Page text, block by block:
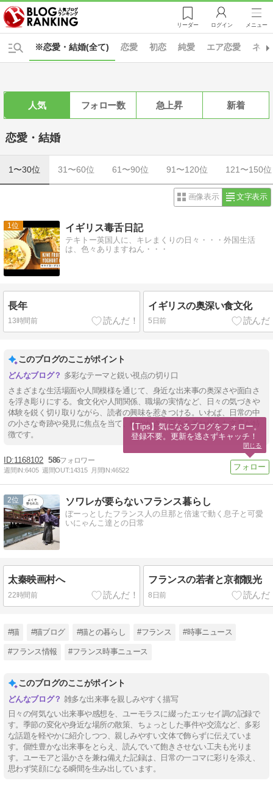
リーダー ログイン メニュー
※恋愛・結婚(全て) 恋愛 初恋 純愛 エア恋愛 ネッ
人気 フォロー数 急上昇 新着
恋愛・結婚
1〜30位 31〜60位 61〜90位 91〜120位 121〜150位
画像表示 文字表示
1 イギリス毒舌日記
テキトー英国人に、キレまくりの日々・・・外国生活
は、色々ありますねん・・・
長年
13時間前
イギリスの奥深い食文化
5日前
このブログのここがポイント
多彩なテーマと鋭い視点の切り口
さまざまな生活場面や人間模様を通じて、身近な出来事の奥深さや面白さ
を浮き彫りにする。食文化や人間関係、職場の実情など、日々の気づきや
体験を鋭く切り取りながら、読者の興味を惹きつける。いわば、日常の中
の小さな奇跡や発見に焦点を当て、軽やかさと深みを兼ね備えた文章が特
徴です。
1168102 586
週間IN:6405 週間OUT:14315 月間IN:46522
2 ソワレが要らないフランス暮らし
ぼーっとしたフランス人の旦那と倍速で動く息子と可愛
いにゃんこ達との日常
太秦映画村へ
22時間前
フランスの若者と京都観光
8日前
#猫 #猫ブログ #猫との暮らし #フランス #時事ニュース
#フランス情報 #フランス時事ニュース
このブログのここがポイント
雑多な出来事を親しみやすく描写
日々の何気ない出来事や感想を、ユーモラスに綴ったエッセイ調の記録で
す。季節の変化や身近な場所の散策、ちょっとした事件や交流など、多彩
な話題を軽やかに紹介しつつ、親しみやすい文体で飾らずに伝えていま
す。個性豊かな出来事をとらえ、読んでいて飽きさせない工夫も光りま
す。ユーモアと温かさを兼ね備えた記録は、日常の一コマに彩りを添え、
思わず笑顔になる瞬間を生み出しています。
【Tips】気になるブログをフォロー。
登録不要。更新を逃さずキャッチ！
閉じる